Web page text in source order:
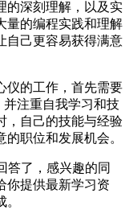
的深刻理解，以及实
量的编程实践和理解
自己更容易获得满意
仪的工作，首先需要
并注重自我学习和技
，自己的技能与经验
职位和发展机会。
答了，感兴趣的同
你提供最新学习资